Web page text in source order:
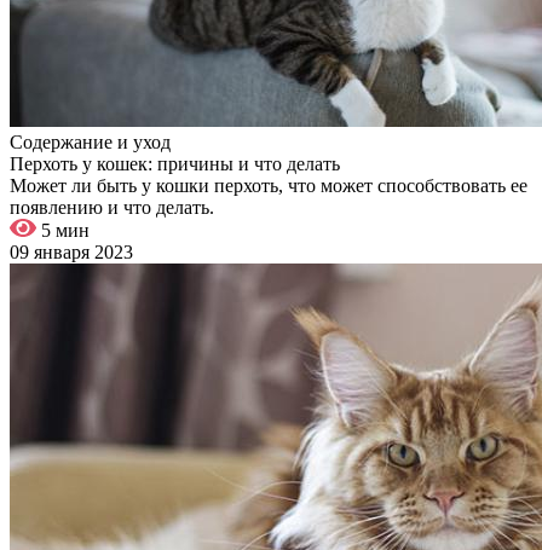
Содержание и уход
Перхоть у кошек: причины и что делать
Может ли быть у кошки перхоть, что может способствовать ее
появлению и что делать.
5 мин
09 января 2023